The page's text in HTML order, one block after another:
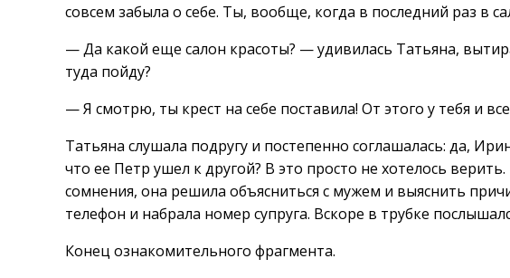
совсем забыла о себе. Ты, вообще, когда в последний раз в
— Да какой еще салон красоты? — удивилась Татьяна,
туда пойду?
— Я смотрю, ты крест на себе поставила! От этого у тебя и
Татьяна слушала подругу и постепенно соглашалась: да,
что ее Петр ушел к другой? В это просто не хотелось
сомнения, она решила объясниться с мужем и выяснить
телефон и набрала номер супруга. Вскоре в трубке
Конец ознакомительного фрагмента.